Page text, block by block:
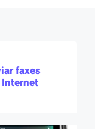
faxes